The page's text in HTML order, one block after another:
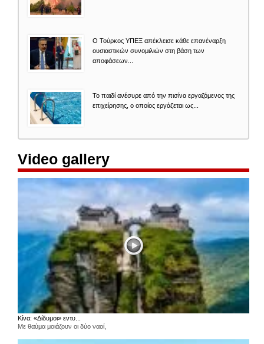
Ο Τούρκος ΥΠΕΞ απέκλεισε κάθε επανέναρξη
ουσιαστικών συνομιλιών στη βάση των
αποφάσεων...
Το παιδί ανέσυρε από την πισίνα εργαζόμενος της
επιχείρησης, ο οποίος εργάζεται ως...
Video gallery
Κίνα: «Δίδυμοι» εντυ...
Με θαύμα μοιάζουν οι δύο ναοί,